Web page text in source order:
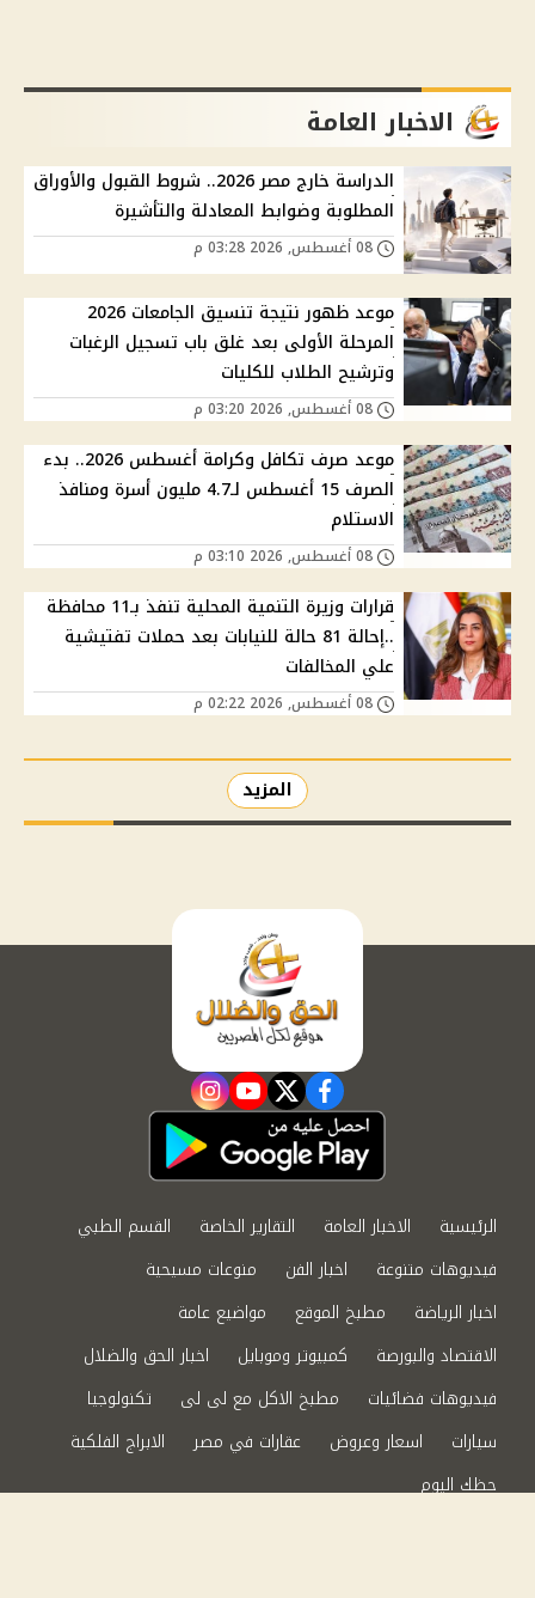
الاخبار العامة
الدراسة خارج مصر 2026.. شروط القبول والأوراق
المطلوبة وضوابط المعادلة والتأشيرة
موعد ظهور نتيجة تنسيق الجامعات 2026
المرحلة الأولى بعد غلق باب تسجيل الرغبات
وترشيح الطلاب للكليات
موعد صرف تكافل وكرامة أغسطس 2026.. بدء
الصرف 15 أغسطس لـ4.7 مليون أسرة ومنافذ
الاستلام
قرارات وزيرة التنمية المحلية تنفذ بـ11 محافظة
..إحالة 81 حالة للنيابات بعد حملات تفتيشية
علي المخالفات
المزيد
facebook
twitter
youtube
instagram
الرئيسية الاخبار العامة التقارير الخاصة
القسم الطبي
فيديوهات متنوعة
اخبار الفن
منوعات مسيحية
اخبار الرياضة
مطبخ الموقع
مواضيع عامة
الاقتصاد والبورصة
كمبيوتر وموبايل
اخبار الحق والضلال
فيديوهات فضائيات
مطبخ الاكل مع لى لى
تكنولوجيا
سيارات
اسعار وعروض عقارات في مصر
الابراج الفلكية
حظك اليوم